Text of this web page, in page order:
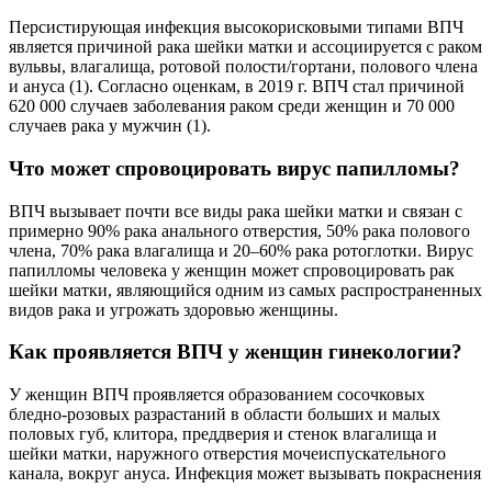
Персистирующая инфекция высокорисковыми типами ВПЧ
является причиной рака шейки матки и ассоциируется с раком
вульвы, влагалища, ротовой полости/гортани, полового члена
и ануса (1). Согласно оценкам, в 2019 г. ВПЧ стал причиной
620 000 случаев заболевания раком среди женщин и 70 000
случаев рака у мужчин (1).
Что может спровоцировать вирус папилломы?
ВПЧ вызывает почти все виды рака шейки матки и связан с
примерно 90% рака анального отверстия, 50% рака полового
члена, 70% рака влагалища и 20–60% рака ротоглотки. Вирус
папилломы человека у женщин может спровоцировать рак
шейки матки, являющийся одним из самых распространенных
видов рака и угрожать здоровью женщины.
Как проявляется ВПЧ у женщин гинекологии?
У женщин ВПЧ проявляется образованием сосочковых
бледно-розовых разрастаний в области больших и малых
половых губ, клитора, преддверия и стенок влагалища и
шейки матки, наружного отверстия мочеиспускательного
канала, вокруг ануса. Инфекция может вызывать покраснения